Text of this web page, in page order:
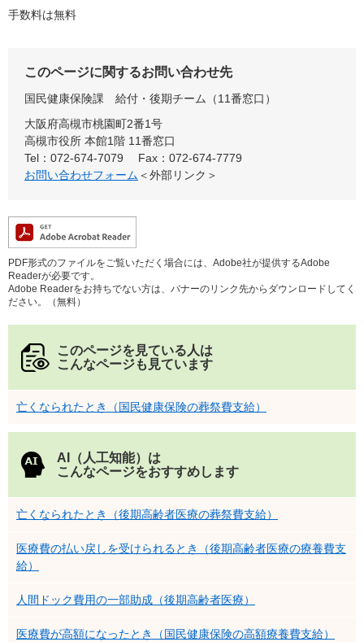
手数料は無料
このページに関するお問い合わせ先
国民健康保険課
給付・後期チーム（11番窓口）
大阪府高槻市桃園町2番1号
高槻市役所 本館1階 11番窓口
Tel：072-674-7079
Fax：072-674-7779
お問い合わせフォーム ＜外部リンク＞
PDF形式のファイルをご覧いただく場合には、Adobe社が提供するAdobe
Readerが必要です。
Adobe Readerをお持ちでない方は、バナーのリンク先からダウンロードしてく
ださい。（無料）
このページを見ている人は
こんなページも見ています
亡くなられたとき（国民健康保険の葬祭費支給）
AI（人工知能）は
こんなページをおすすめします
亡くなられたとき（後期高齢者医療の葬祭費支給）
医療費の払い戻しを受けられるとき（後期高齢者医療の療養費支
給）
人間ドック費用の一部助成（後期高齢者医療）
医療費が高額になったとき（国民健康保険の高額療養費支給）